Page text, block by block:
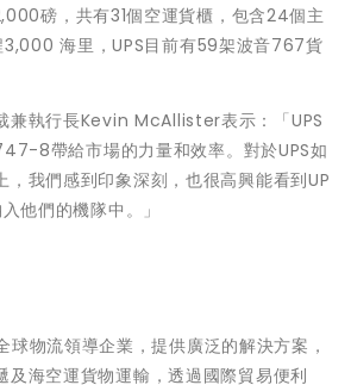
磅，共有31個空運貨櫃，包含24個主
海里，UPS目前有59架波音767貨
兼執行長Kevin McAllister表示：「UPS
8帶給市場的力量和效率。對於UPS如
，我們感到印象深刻，也很高興能看到UP
他們的機隊中。」
球物流領導企業，提供廣泛的解決方案，
及海空運貨物運輸，透過國際貿易便利